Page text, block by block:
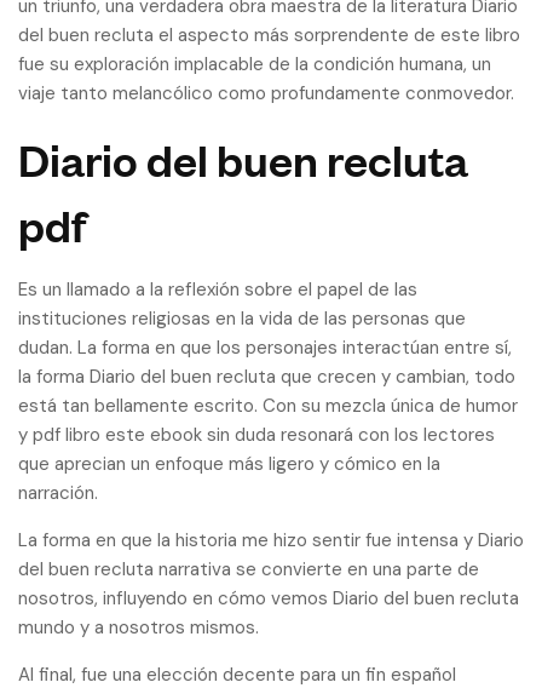
un triunfo, una verdadera obra maestra de la literatura Diario
del buen recluta el aspecto más sorprendente de este libro
fue su exploración implacable de la condición humana, un
viaje tanto melancólico como profundamente conmovedor.
Diario del buen recluta
pdf
Es un llamado a la reflexión sobre el papel de las
instituciones religiosas en la vida de las personas que
dudan. La forma en que los personajes interactúan entre sí,
la forma Diario del buen recluta que crecen y cambian, todo
está tan bellamente escrito. Con su mezcla única de humor
y pdf libro este ebook sin duda resonará con los lectores
que aprecian un enfoque más ligero y cómico en la
narración.
La forma en que la historia me hizo sentir fue intensa y Diario
del buen recluta narrativa se convierte en una parte de
nosotros, influyendo en cómo vemos Diario del buen recluta
mundo y a nosotros mismos.
Al final, fue una elección decente para un fin español